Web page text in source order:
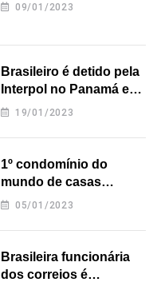
09/01/2023
Brasileiro é detido pela
Interpol no Panamá e
pode pegar prisão
19/01/2023
1º condomínio do
mundo de casas
impressas em 3D é
05/01/2023
Brasileira funcionária
dos correios é